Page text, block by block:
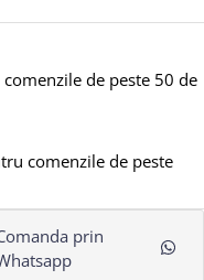
de peste 50 de
comenzile de peste
prin